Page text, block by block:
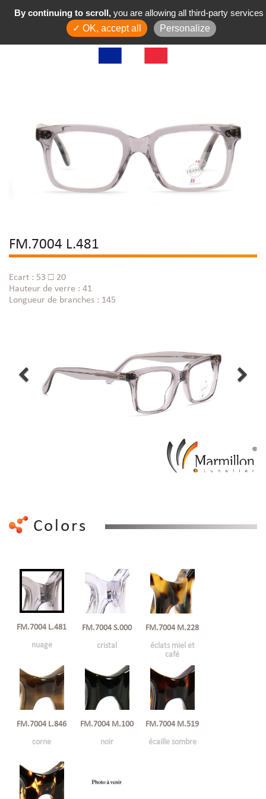
FM.7004 L.481
Ecart : 53 □ 20
Hauteur de verre : 41
Longueur de branches : 145
Colors
FM.7004 L.481
nuage
FM.7004 S.000
cristal
FM.7004 M.228
éclats miel et
café
FM.7004 L.846
corne
FM.7004 M.100
noir
FM.7004 M.519
écaille sombre
By continuing to scroll, you are allowing all third-party services
✓ OK, accept all
Personalize